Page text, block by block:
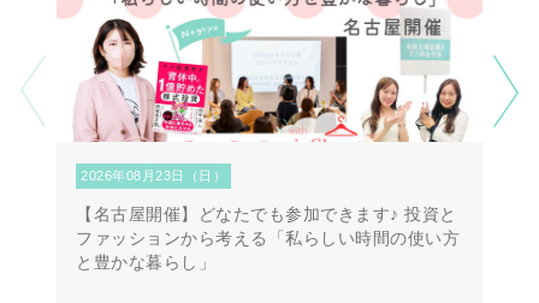
2026年08月23日（日）
【名古屋開催】どなたでも参加できます♪ 投資と
ファッションから考える「私らしい時間の使い方
と豊かな暮らし」